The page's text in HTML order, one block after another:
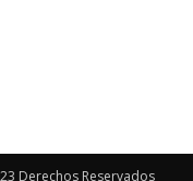
Derechos Reservados